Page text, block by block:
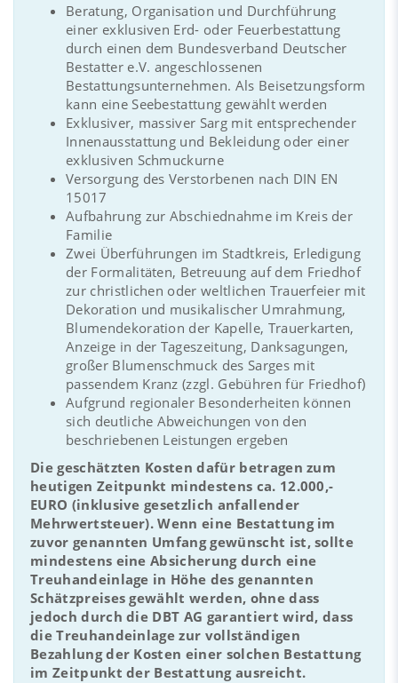
Beratung, Organisation und Durchführung
einer exklusiven Erd- oder Feuerbestattung
durch einen dem Bundesverband Deutscher
Bestatter e.V. angeschlossenen
Bestattungsunternehmen. Als Beisetzungsform
kann eine Seebestattung gewählt werden
Exklusiver, massiver Sarg mit entsprechender
Innenausstattung und Bekleidung oder einer
exklusiven Schmuckurne
Versorgung des Verstorbenen nach DIN EN
15017
Aufbahrung zur Abschiednahme im Kreis der
Familie
Zwei Überführungen im Stadtkreis, Erledigung
der Formalitäten, Betreuung auf dem Friedhof
zur christlichen oder weltlichen Trauerfeier mit
Dekoration und musikalischer Umrahmung,
Blumendekoration der Kapelle, Trauerkarten,
Anzeige in der Tageszeitung, Danksagungen,
großer Blumenschmuck des Sarges mit
passendem Kranz (zzgl. Gebühren für Friedhof)
Aufgrund regionaler Besonderheiten können
sich deutliche Abweichungen von den
beschriebenen Leistungen ergeben
Die geschätzten Kosten dafür betragen zum
heutigen Zeitpunkt mindestens ca. 12.000,-
EURO (inklusive gesetzlich anfallender
Mehrwertsteuer). Wenn eine Bestattung im
zuvor genannten Umfang gewünscht ist, sollte
mindestens eine Absicherung durch eine
Treuhandeinlage in Höhe des genannten
Schätzpreises gewählt werden, ohne dass
jedoch durch die DBT AG garantiert wird, dass
die Treuhandeinlage zur vollständigen
Bezahlung der Kosten einer solchen Bestattung
im Zeitpunkt der Bestattung ausreicht.